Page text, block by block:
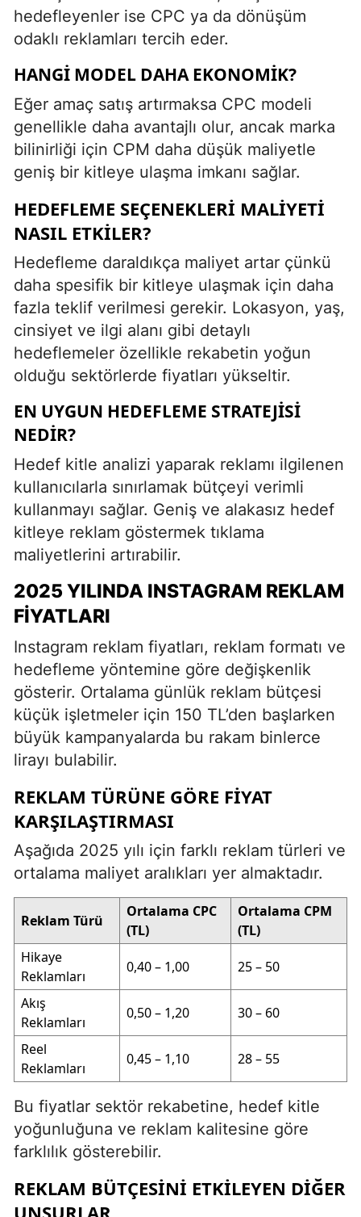
hedefleyenler ise CPC ya da dönüşüm
odaklı reklamları tercih eder.
HANGI MODEL DAHA EKONOMIK?
Eğer amaç satış artırmaksa CPC modeli
genellikle daha avantajlı olur, ancak marka
bilinirliği için CPM daha düşük maliyetle
geniş bir kitleye ulaşma imkanı sağlar.
HEDEFLEME SEÇENEKLERI MALIYETI
NASIL ETKILER?
Hedefleme daraldıkça maliyet artar çünkü
daha spesifik bir kitleye ulaşmak için daha
fazla teklif verilmesi gerekir. Lokasyon, yaş,
cinsiyet ve ilgi alanı gibi detaylı
hedeflemeler özellikle rekabetin yoğun
olduğu sektörlerde fiyatları yükseltir.
EN UYGUN HEDEFLEME STRATEJISI
NEDIR?
Hedef kitle analizi yaparak reklamı ilgilenen
kullanıcılarla sınırlamak bütçeyi verimli
kullanmayı sağlar. Geniş ve alakasız hedef
kitleye reklam göstermek tıklama
maliyetlerini artırabilir.
2025 YILINDA INSTAGRAM REKLAM
FIYATLARI
Instagram reklam fiyatları, reklam formatı ve
hedefleme yöntemine göre değişkenlik
gösterir. Ortalama günlük reklam bütçesi
küçük işletmeler için 150 TL’den başlarken
büyük kampanyalarda bu rakam binlerce
lirayı bulabilir.
REKLAM TÜRÜNE GÖRE FIYAT
KARŞILAŞTIRMASI
Aşağıda 2025 yılı için farklı reklam türleri ve
ortalama maliyet aralıkları yer almaktadır.
Reklam Türü
Ortalama CPC
(TL)
Ortalama CPM
(TL)
Hikaye
Reklamları
0,40 – 1,00 25 – 50
Akış
Reklamları
0,50 – 1,20 30 – 60
Reel
Reklamları
0,45 – 1,10 28 – 55
Bu fiyatlar sektör rekabetine, hedef kitle
yoğunluğuna ve reklam kalitesine göre
farklılık gösterebilir.
REKLAM BÜTÇESINI ETKILEYEN DIĞER
UNSURLAR